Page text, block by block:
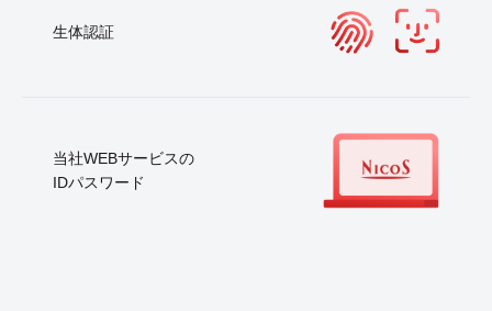
生体認証
当社WEBサービスの
IDパスワード